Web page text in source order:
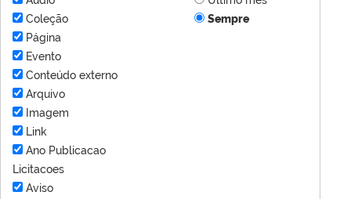
Coleção
Página
Evento
Conteúdo externo
Arquivo
Imagem
Link
Ano Publicacao
Licitacoes
Aviso
Sempre